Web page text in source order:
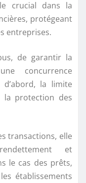
crucial dans la
protégeant
entreprises.
de garantir la
concurrence
la limite
la protection des
transactions, elle
et
le cas des prêts,
établissements